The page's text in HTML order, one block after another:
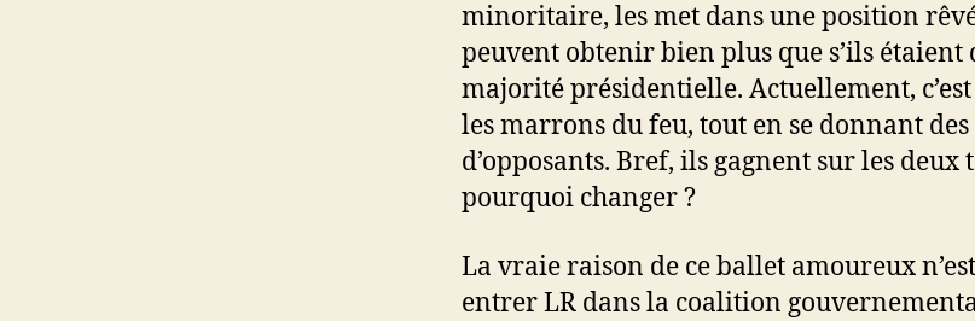
minoritaire, les met dans une position
peuvent obtenir bien plus que s’ils étaient
majorité présidentielle. Actuellement,
les marrons du feu, tout en se donnant
d’opposants. Bref, ils gagnent sur les
pourquoi changer ?
La vraie raison de ce ballet amoureux
entrer LR dans la coalition